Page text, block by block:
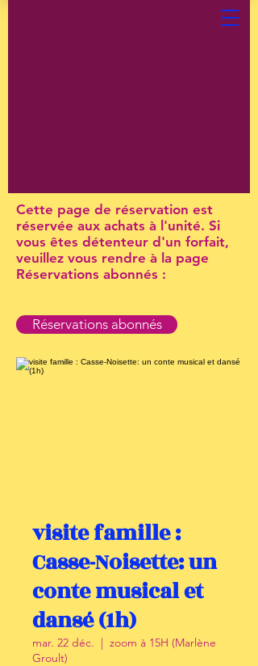
Cette page de réservation est
réservée aux achats à l'unité. Si
vous êtes détenteur d'un forfait,
veuillez vous rendre à la page
Réservations abonnés :
Réservations abonnés
visite famille :
Casse-Noisette: un
conte musical et
dansé (1h)
mar. 22 déc.
  |
zoom à 15H (Marlène
Groult)